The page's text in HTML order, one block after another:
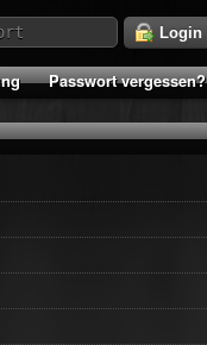
Login
Passwort vergessen?